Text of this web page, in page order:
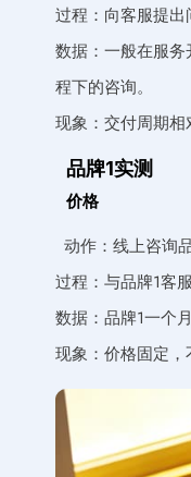
过程：向客服提出
数据：一般在服
程下的咨询。
现象：交付周期相
品牌1实测
价格
动作：线上咨询
过程：与品牌1客
数据：品牌1一个
现象：价格固定，